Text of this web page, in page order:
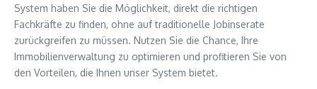
System haben Sie die Möglichkeit, direkt die richtigen
Fachkräfte zu finden, ohne auf traditionelle Jobinserate
zurückgreifen zu müssen. Nutzen Sie die Chance, Ihre
Immobilienverwaltung zu optimieren und profitieren Sie von
den Vorteilen, die Ihnen unser System bietet.